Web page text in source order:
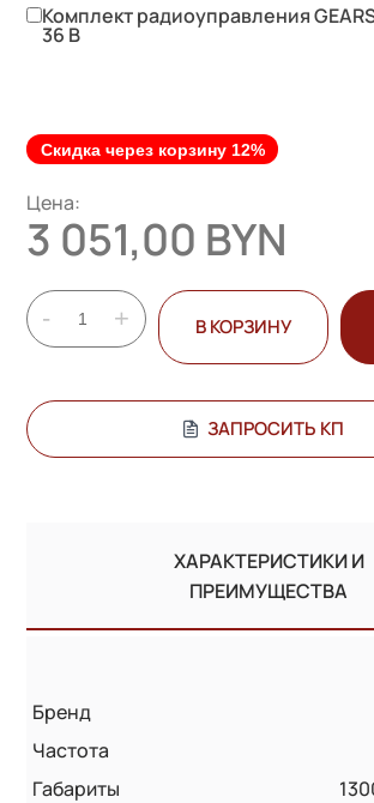
Комплект радиоуправления
36 B
Скидка через корзину 12%
Цена:
3 051,00 BYN
- + В КОРЗИНУ
ЗАПРОСИТЬ КП
ХАРАКТЕРИСТИКИ И
ПРЕИМУЩЕСТВА
Бренд
Частота
Габариты